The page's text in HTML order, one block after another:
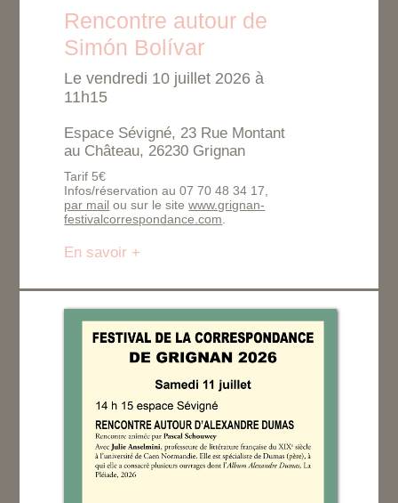
Rencontre autour de
Simón Bolívar
Le vendredi 10 juillet 2026 à
11h15
Espace Sévigné, 23 Rue Montant
au Château, 26230 Grignan
Tarif 5€
Infos/réservation au 07 70 48 34 17,
par mail ou sur le sitewww.grignan-
festivalcorrespondance.com
En savoir +